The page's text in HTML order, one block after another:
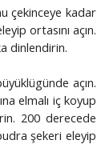
çekinceye kadar
ortasını açın.
dinlendirin.
açın.
elmalı iç koyup
200 derecede
şekeri eleyip